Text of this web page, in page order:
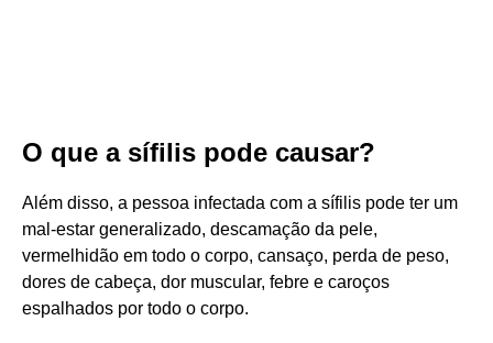
O que a sífilis pode causar?
Além disso, a pessoa infectada com a sífilis pode ter um
mal-estar generalizado, descamação da pele,
vermelhidão em todo o corpo, cansaço, perda de peso,
dores de cabeça, dor muscular, febre e caroços
espalhados por todo o corpo.